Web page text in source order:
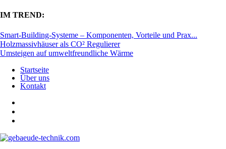
IM TREND:
Smart-Building-Systeme – Komponenten, Vorteile und Prax...
Holzmassivhäuser als CO² Regulierer
Umsteigen auf umweltfreundliche Wärme
Startseite
Über uns
Kontakt